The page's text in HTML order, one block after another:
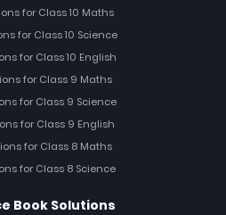
for Class 10 Maths
for Class 10 Science
for Class 10 English
for Class 9 Maths
for Class 9 Science
for Class 9 English
for Class 8 Maths
for Class 8 Science
Book Solutions